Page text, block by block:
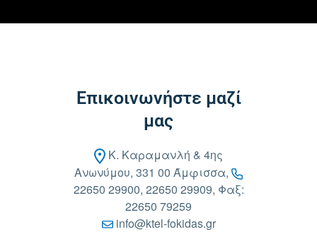
Επικοινωνήστε μαζί
μας
Κ. Καραμανλή & 4ης
Ανωνύμου, 331 00 Άμφισσα,
22650 29900, 22650 29909, Φαξ:
22650 79259
info@ktel-fokidas.gr